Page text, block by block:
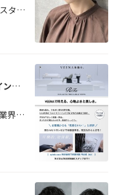
【新規限定クーポン】お客様のライフスタイルに合わせたヘアスタイルに！話題のReFaVEENAで頭皮から美しさを。頭皮の嫌なにおいもスッキリ！
TV・CMで話題！ReFa ウルトラファインバブル VEENA導入しました！
apish coco1番人気メニュー！！ 美容業界で話題！ReFaの新発想スパ機器「VEENA」導入！きめ細かなウルトラファインバブルが毛穴の汚れや髪の残留物をやさしく洗い流し、素髪から整える新感覚のケア。まるで頭がふわっと軽くなるような心地よさに、ハマる方続出！ぜひ一度ご体感ください。